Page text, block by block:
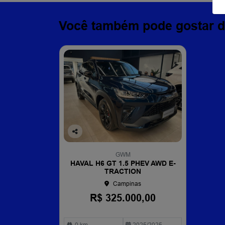
Você também pode gostar
Co
lhe
GWM
HAVAL H6 GT 1.5 PHEV AWD E-
TRACTION
Campinas
R$ 325.000,00